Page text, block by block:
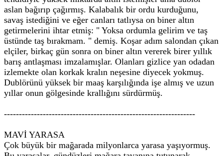
aslan bağırıp çağırmış. Kalabalık bir ordu kurduğunu,
savaş istediğini ve eğer canları tatlıysa on biner altın
getirmelerini ihtar etmiş: " Yoksa ordumla gelirim ve taş
üstünde taş bırakmam. " demiş. Koşar adım salondan çıkan
elçiler, birkaç gün sonra on biner altın vererek birer yıllık
barış antlaşması imzalamışlar. Olanları gizlice yan odadan
izlemekte olan korkak kralın neşesine diyecek yokmuş.
Dublörünü yüksek bir maaş karşılığında işe almış ve uzun
yıllar onun gölgesinde krallığını sürdürmüş.
----------------------------------------------------------------
MAVİ YARASA
Çok büyük bir mağarada milyonlarca yarasa yaşıyormuş.